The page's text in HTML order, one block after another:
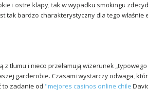
i ostre klapy, tak w wypadku smokingu
tak bardzo charakterystyczny dla tego właśnie
tłumu i nieco przełamują wizerunek
garderobie. Czasami wystarczy odwaga,
to zadanie od "mejores casinos online chile